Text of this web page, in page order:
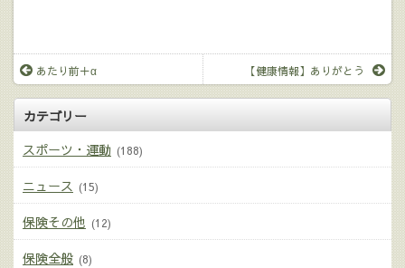
あたり前＋α 【健康情報】ありがとう
カテゴリー
スポーツ・運動 (188)
ニュース (15)
保険その他 (12)
保険全般 (8)